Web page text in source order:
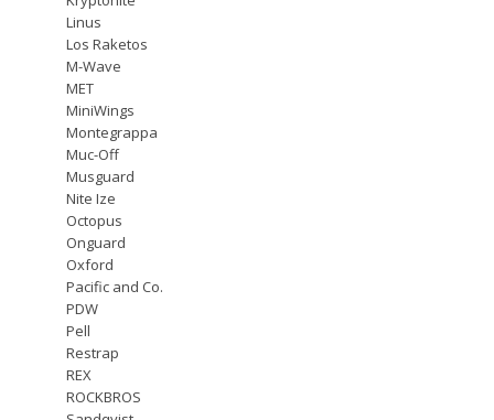
Linus
Los Raketos
M-Wave
MET
MiniWings
Montegrappa
Muc-Off
Musguard
Nite Ize
Octopus
Onguard
Oxford
Pacific and Co.
PDW
Pell
Restrap
REX
ROCKBROS